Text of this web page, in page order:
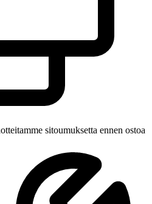
sitoumuksetta ennen ostoa